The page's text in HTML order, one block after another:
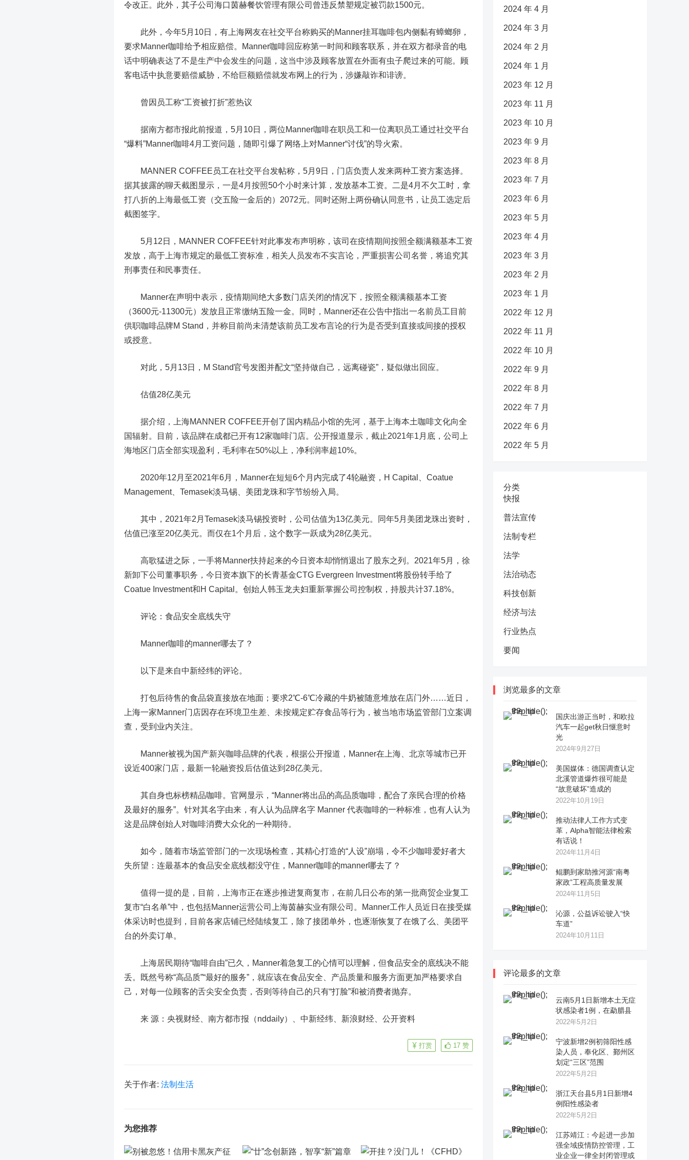
令改正。此外，其子公司海口茵赫餐饮管理有限公司曾违反禁塑规定被罚款1500元。
此外，今年5月10日，有上海网友在社交平台称购买的Manner挂耳咖啡包内侧黏有蟑螂卵，
要求Manner咖啡给予相应赔偿。Manner咖啡回应称第一时间和顾客联系，并在双方都录音的电
话中明确表达了不是生产中会发生的问题，这当中涉及顾客放置在外面有虫子爬过来的可能。顾
客电话中执意要赔偿威胁，不给巨额赔偿就发布网上的行为，涉嫌敲诈和诽谤。
曾因员工称“工资被打折”惹热议
据南方都市报此前报道，5月10日，两位Manner咖啡在职员工和一位离职员工通过社交平台
“爆料”Manner咖啡4月工资问题，随即引爆了网络上对Manner“讨伐”的导火索。
MANNER COFFEE员工在社交平台发帖称，5月9日，门店负责人发来两种工资方案选择。
据其披露的聊天截图显示，一是4月按照50个小时来计算，发放基本工资。二是4月不欠工时，拿
打八折的上海最低工资（交五险一金后的）2072元。同时还附上两份确认同意书，让员工选定后
截图签字。
5月12日，MANNER COFFEE针对此事发布声明称，该司在疫情期间按照全额满额基本工资
发放，高于上海市规定的最低工资标准，相关人员发布不实言论，严重损害公司名誉，将追究其
刑事责任和民事责任。
Manner在声明中表示，疫情期间绝大多数门店关闭的情况下，按照全额满额基本工资
（3600元-11300元）发放且正常缴纳五险一金。同时，Manner还在公告中指出一名前员工目前
供职咖啡品牌M Stand，并称目前尚未清楚该前员工发布言论的行为是否受到直接或间接的授权
或授意。
对此，5月13日，M Stand官号发图并配文“坚持做自己，远离碰瓷”，疑似做出回应。
估值28亿美元
据介绍，上海MANNER COFFEE开创了国内精品小馆的先河，基于上海本土咖啡文化向全
国辐射。目前，该品牌在成都已开有12家咖啡门店。公开报道显示，截止2021年1月底，公司上
海地区门店全部实现盈利，毛利率在50%以上，净利润率超10%。
2020年12月至2021年6月，Manner在短短6个月内完成了4轮融资，H Capital、Coatue
Management、Temasek淡马锡、美团龙珠和字节纷纷入局。
其中，2021年2月Temasek淡马锡投资时，公司估值为13亿美元。同年5月美团龙珠出资时，
估值已涨至20亿美元。而仅在1个月后，这个数字一跃成为28亿美元。
高歌猛进之际，一手将Manner扶持起来的今日资本却悄悄退出了股东之列。2021年5月，徐
新卸下公司董事职务，今日资本旗下的长青基金CTG Evergreen Investment将股份转手给了
Coatue Investment和H Capital。创始人韩玉龙夫妇重新掌握公司控制权，持股共计37.18%。
评论：食品安全底线失守
Manner咖啡的manner哪去了？
以下是来自中新经纬的评论。
打包后待售的食品袋直接放在地面；要求2℃-6℃冷藏的牛奶被随意堆放在店门外……近日，
上海一家Manner门店因存在环境卫生差、未按规定贮存食品等行为，被当地市场监管部门立案调
查，受到业内关注。
Manner被视为国产新兴咖啡品牌的代表，根据公开报道，Manner在上海、北京等城市已开
设近400家门店，最新一轮融资投后估值达到28亿美元。
其自身也标榜精品咖啡。官网显示，“Manner将出品的高品质咖啡，配合了亲民合理的价格
及最好的服务”。针对其名字由来，有人认为品牌名字 Manner 代表咖啡的一种标准，也有人认为
这是品牌创始人对咖啡消费大众化的一种期待。
如今，随着市场监管部门的一次现场检查，其精心打造的“人设”崩塌，令不少咖啡爱好者大
失所望：连最基本的食品安全底线都没守住，Manner咖啡的manner哪去了？
值得一提的是，目前，上海市正在逐步推进复商复市，在前几日公布的第一批商贸企业复工
复市“白名单”中，也包括Manner运营公司上海茵赫实业有限公司。Manner工作人员近日在接受媒
体采访时也提到，目前各家店铺已经陆续复工，除了接团单外，也逐渐恢复了在饿了么、美团平
台的外卖订单。
上海居民期待“咖啡自由”已久，Manner着急复工的心情可以理解，但食品安全的底线决不能
丢。既然号称“高品质”“最好的服务”，就应该在食品安全、产品质量和服务方面更加严格要求自
己，对每一位顾客的舌尖安全负责，否则等待自己的只有“打脸”和被消费者抛弃。
来 源：央视财经、南方都市报（nddaily）、中新经纬、新浪财经、公开资料
17 赞
打赏
关于作者: 法制生活
为您推荐
2024 年 4 月
2024 年 3 月
2024 年 2 月
2024 年 1 月
2023 年 12 月
2023 年 11 月
2023 年 10 月
2023 年 9 月
2023 年 8 月
2023 年 7 月
2023 年 6 月
2023 年 5 月
2023 年 4 月
2023 年 3 月
2023 年 2 月
2023 年 1 月
2022 年 12 月
2022 年 11 月
2022 年 10 月
2022 年 9 月
2022 年 8 月
2022 年 7 月
2022 年 6 月
2022 年 5 月
分类
快报
普法宣传
法制专栏
法学
法治动态
科技创新
经济与法
行业热点
要闻
浏览最多的文章
国庆出游正当时，和欧拉
汽车一起get秋日惬意时
光
2024年9月27日
美国媒体：德国调查认定
北溪管道爆炸很可能是
“故意破坏”造成的
2022年10月19日
推动法律人工作方式变
革，Alpha智能法律检索
有话说！
2024年11月4日
鲲鹏到家助推河源“南粤
家政”工程高质量发展
2024年11月5日
沁源，公益诉讼驶入“快
车道”
2024年10月11日
评论最多的文章
云南5月1日新增本土无症
状感染者1例，在勐腊县
2022年5月2日
宁波新增2例初筛阳性感
染人员，奉化区、鄞州区
划定“三区”范围
2022年5月2日
浙江天台县5月1日新增4
例阳性感染者
2022年5月2日
江苏靖江：今起进一步加
强全域疫情防控管理，工
业企业一律全封闭管理或